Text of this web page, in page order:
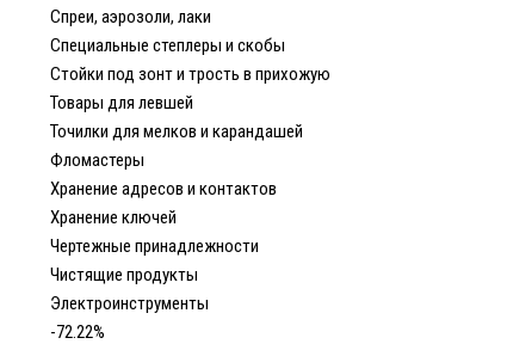
Спреи, аэрозоли, лаки
Специальные степлеры и скобы
Стойки под зонт и трость в прихожую
Товары для левшей
Точилки для мелков и карандашей
Фломастеры
Хранение адресов и контактов
Хранение ключей
Чертежные принадлежности
Чистящие продукты
Электроинструменты
-72.22%